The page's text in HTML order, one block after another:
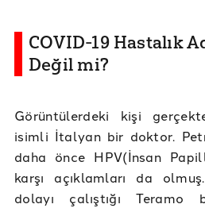
COVID-19 Hastalık
Değil mi?
Görüntülerdeki kişi
isimli İtalyan bir doktor.
daha önce HPV(İnsan
karşı açıklamları da
dolayı çalıştığı Teramo